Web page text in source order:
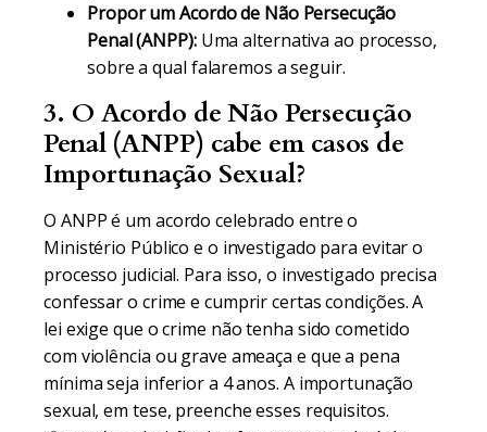
Propor um Acordo de Não Persecução
Penal (ANPP):Uma alternativa ao processo,
sobre a qual falaremos a seguir.
3. O Acordo de Não Persecução
Penal (ANPP) cabe em casos de
Importunação Sexual?
O ANPP é um acordo celebrado entre o
Ministério Público e o investigado para evitar o
processo judicial. Para isso, o investigado precisa
confessar o crime e cumprir certas condições. A
lei exige que o crime não tenha sido cometido
com violência ou grave ameaça e que a pena
mínima seja inferior a 4 anos. A importunação
sexual, em tese, preenche esses requisitos.